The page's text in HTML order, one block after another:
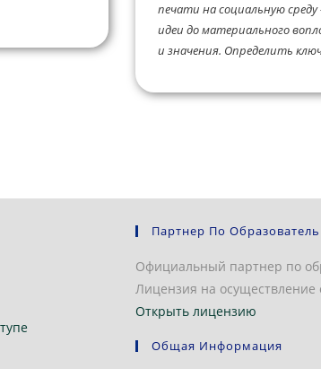
печати на социальную
идеи до материального
и значения. Определить
Партнер По
Официальный партнер по
Лицензия на осуществление
Открыть лицензию
Общая Информация